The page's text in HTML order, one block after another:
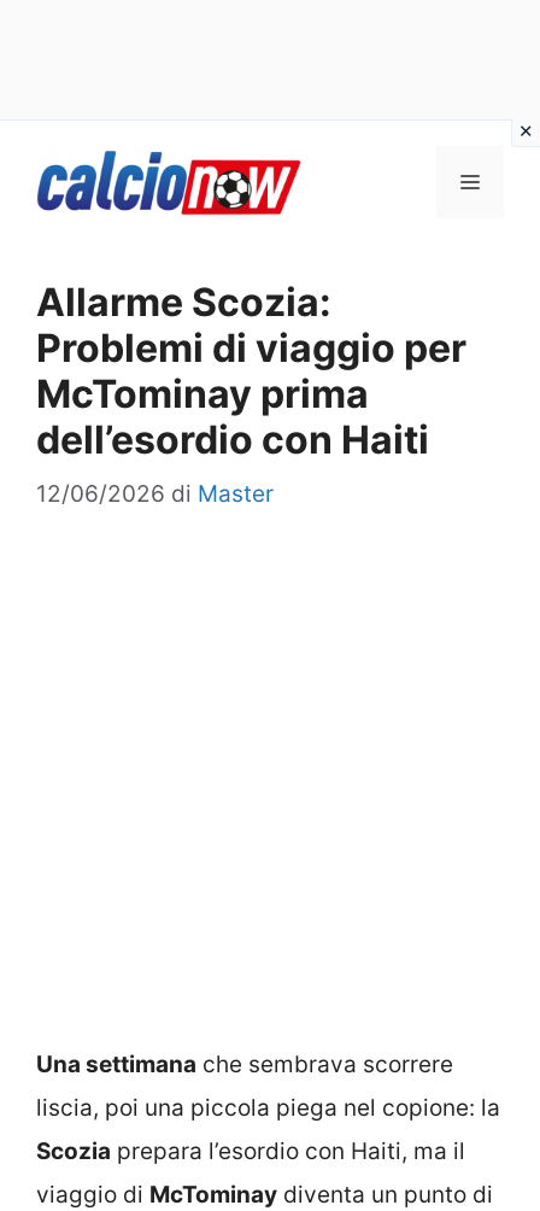
Menu
Allarme Scozia:
Problemi di viaggio per
McTominay prima
dell’esordio con Haiti
12/06/2026 di Master
Una settimana che sembrava scorrere
liscia, poi una piccola piega nel copione: la
Scozia prepara l’esordio con Haiti, ma il
viaggio di McTominay diventa un punto di